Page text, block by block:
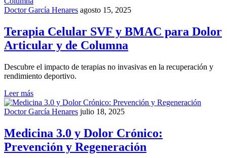
Doctor García Henares agosto 15, 2025
Terapia Celular SVF y BMAC para Dolor
Articular y de Columna
Descubre el impacto de terapias no invasivas en la recuperación y
rendimiento deportivo.
Leer más
Doctor García Henares julio 18, 2025
Medicina 3.0 y Dolor Crónico:
Prevención y Regeneración